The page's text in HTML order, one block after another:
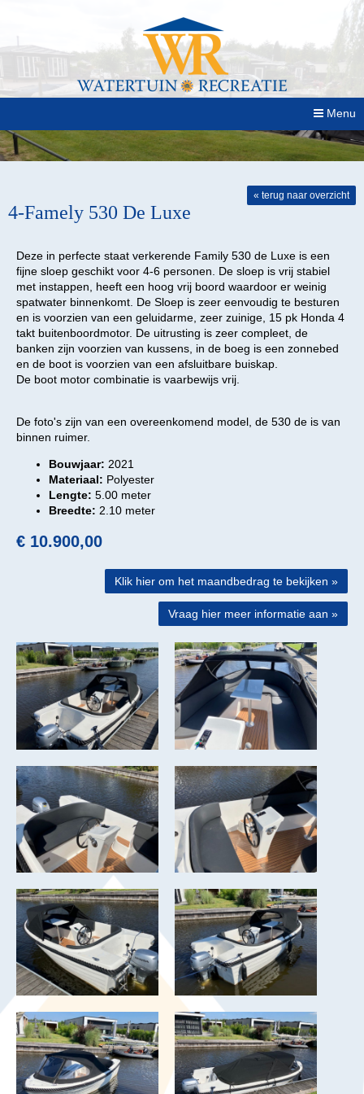
Menu
HOME
OMGEVING
TE KOOP
TE HUUR
ALLE LOCATIES
« terug naar overzicht
4-Famely 530 De Luxe
Deze in perfecte staat verkerende Family 530 de Luxe is een
fijne sloep geschikt voor 4-6 personen. De sloep is vrij stabiel
met instappen, heeft een hoog vrij boord waardoor er weinig
spatwater binnenkomt. De Sloep is zeer eenvoudig te besturen
en is voorzien van een geluidarme, zeer zuinige, 15 pk Honda 4
takt buitenboordmotor. De uitrusting is zeer compleet, de
banken zijn voorzien van kussens, in de boeg is een zonnebed
en de boot is voorzien van een afsluitbare buiskap.
De boot motor combinatie is vaarbewijs vrij.
De foto's zijn van een overeenkomend model, de 530 de is van
binnen ruimer.
Bouwjaar: 2021
Materiaal: Polyester
Lengte: 5.00 meter
Breedte: 2.10 meter
€ 10.900,00
Klik hier om het maandbedrag te bekijken »
Vraag hier meer informatie aan »